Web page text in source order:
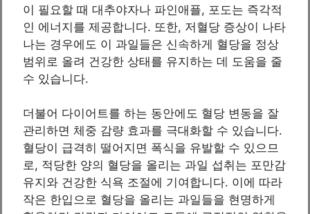
이 필요할 때 대추야자나 파인애플, 포도는 즉각적
인 에너지를 제공합니다. 또한, 저혈당 증상이 나타
나는 경우에도 이 과일들은 신속하게 혈당을 정상
범위로 올려 건강한 상태를 유지하는 데 도움을 줄
수 있습니다.
더불어 다이어트를 하는 동안에도 혈당 변동을 잘
관리하면 체중 감량 효과를 극대화할 수 있습니다.
혈당이 급격히 떨어지면 폭식을 유발할 수 있으므
로, 적당한 양의 혈당을 올리는 과일 섭취는 포만감
유지와 건강한 식욕 조절에 기여합니다. 이에 따라
작은 한입으로 혈당을 올리는 과일들을 현명하게